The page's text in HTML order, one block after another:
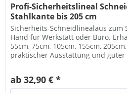
Profi-Sicherheitslineal
Stahlkante bis 205 cm
Sicherheits-Schneidlinealaus zum
Hand für Werkstatt oder Büro.
55cm, 75cm, 105cm, 155cm,
praktischer Ausstattung und guter
ab 32,90 € *